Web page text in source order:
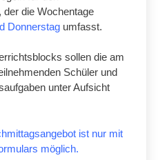
die Wochentage
Donnerstag umfasst.
sollen die am
Schüler und
unter Aufsicht
ist nur mit
möglich.